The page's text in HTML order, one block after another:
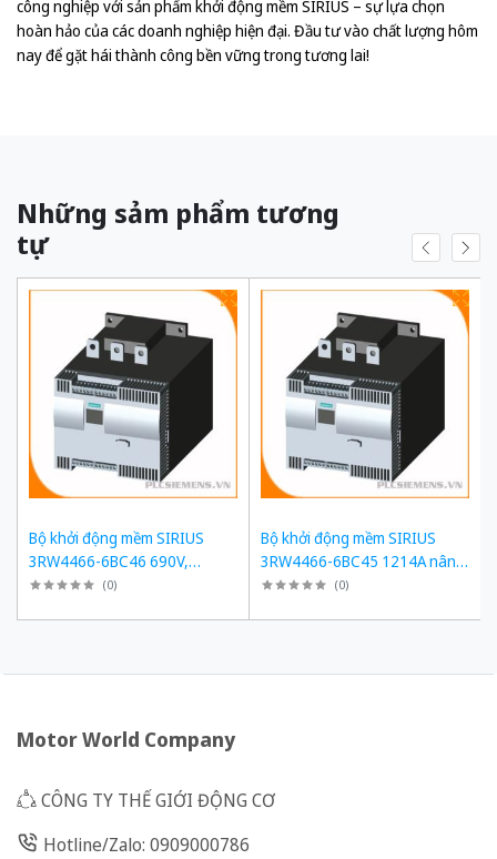
công nghiệp với sản phẩm khởi động mềm SIRIUS – sự lựa chọn
hoàn hảo của các doanh nghiệp hiện đại. Đầu tư vào chất lượng hôm
nay để gặt hái thành công bền vững trong tương lai!
Những sảm phẩm tương
tự
Bộ khởi động mềm SIRIUS
3RW4466-6BC46 690V,
1214A, 1200kW
(0)
Bộ khởi động mềm SIRIUS
3RW4466-6BC45 1214A nâng
cấp 3RW5558-6HA16
(0)
Motor World Company
CÔNG TY THẾ GIỚI ĐỘNG CƠ
Hotline/Zalo: 0909000786